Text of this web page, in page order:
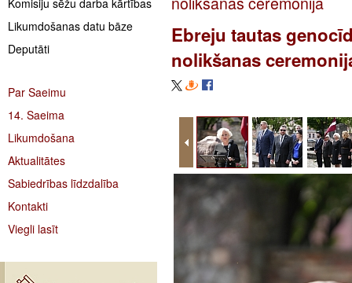
Komisiju sēžu darba kārtības
Likumdošanas datu bāze
Deputāti
Par Saeimu
14. Saeima
Likumdošana
Aktualitātes
Sabiedrības līdzdalība
Kontakti
Viegli lasīt
Ebreju tautas
nolikšanas